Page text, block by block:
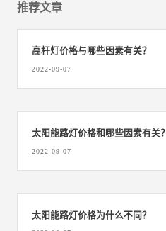
推荐文章
高杆灯价格与哪些因素有关？
2022-09-07
太阳能路灯价格和哪些因素有关？
2022-09-07
太阳能路灯价格为什么不同？